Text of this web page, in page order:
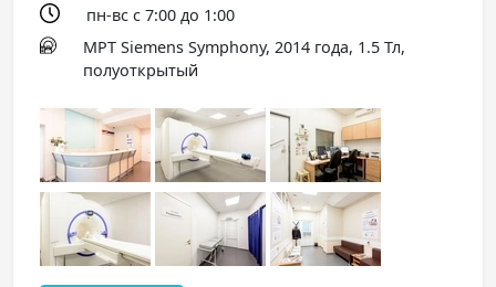
пн-вс с 7:00 до 1:00
МРТ Siemens Symphony, 2014 года, 1.5 Тл,
полуоткрытый